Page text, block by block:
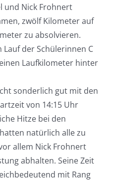
und Nick Frohnert
zwölf Kilometer auf
zu absolvieren.
der Schülerinnen C
Laufkilometer hinter
sonderlich gut mit den
von 14:15 Uhr
Hitze bei den
natürlich alle zu
allem Nick Frohnert
abhalten. Seine Zeit
mit Rang